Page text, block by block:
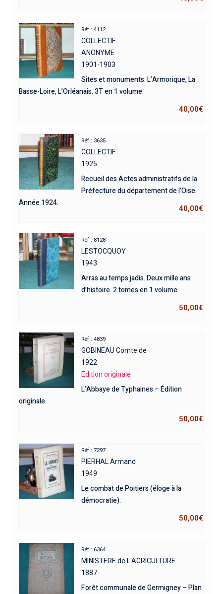
Réf : 4112
COLLECTIF
ANONYME
1901-1903
Sites et monuments. L’Armorique, La
Basse-Loire, L’Orléanais. 3T en 1 volume.
40,00€
Réf : 3635
COLLECTIF
1925
Recueil des Actes administratifs de la
Préfecture du département de l’Oise.
Année 1924.
40,00€
Réf : 8128
LESTOCQUOY
1943
Arras au temps jadis. Deux mille ans
d’histoire. 2 tomes en 1 volume.
50,00€
Réf : 4839
GOBINEAU Comte de
1922
Edition originale
L’Abbaye de Typhaines – Édition
originale.
50,00€
Réf : 7297
PIERHAL Armand
1949
Le combat de Poitiers (éloge à la
démocratie).
50,00€
Réf : 6364
MINISTERE de L'AGRICULTURE
1887
Forêt communale de Germigney – Plan